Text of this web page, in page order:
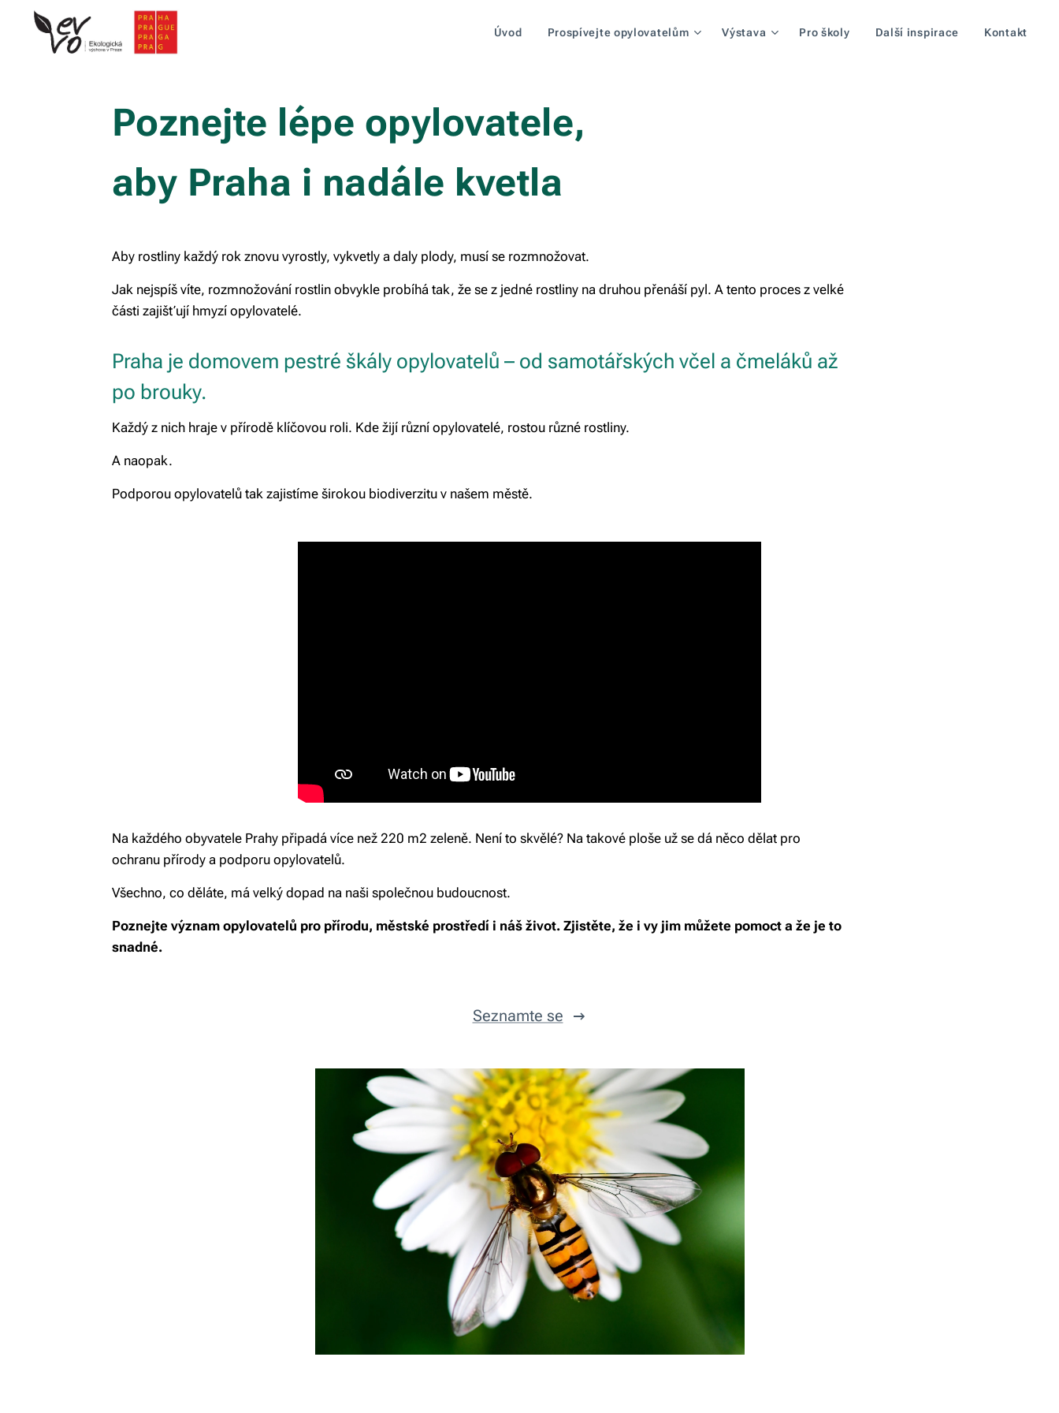
Úvod Prospívejte opylovatelům Výstava Pro školy Další inspirace Kontakt
Poznejte lépe opylovatele,
aby Praha i nadále kvetla
Aby rostliny každý rok znovu vyrostly, vykvetly a daly plody, musí se rozmnožovat.
Jak nejspíš víte, rozmnožování rostlin obvykle probíhá tak, že se z jedné rostliny na druhou přenáší pyl. A tento proces z velké
části zajišťují hmyzí opylovatelé.
Praha je domovem pestré škály opylovatelů – od samotářských včel a čmeláků až
po brouky.
Každý z nich hraje v přírodě klíčovou roli. Kde žijí různí opylovatelé, rostou různé rostliny.
A naopak.
Podporou opylovatelů tak zajistíme širokou biodiverzitu v našem městě.
Na každého obyvatele Prahy připadá více než 220 m2 zeleně. Není to skvělé? Na takové ploše už se dá něco dělat pro
ochranu přírody a podporu opylovatelů.
Všechno, co děláte, má velký dopad na naši společnou budoucnost.
Poznejte význam opylovatelů pro přírodu, městské prostředí i náš život. Zjistěte, že i vy jim můžete pomoct a že je to
snadné.
Seznamte se